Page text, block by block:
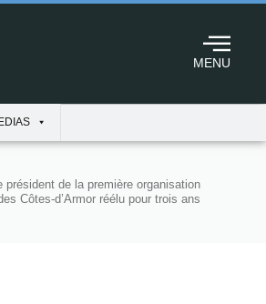
MENU
président de la première organisation
Côtes-d’Armor réélu pour trois ans